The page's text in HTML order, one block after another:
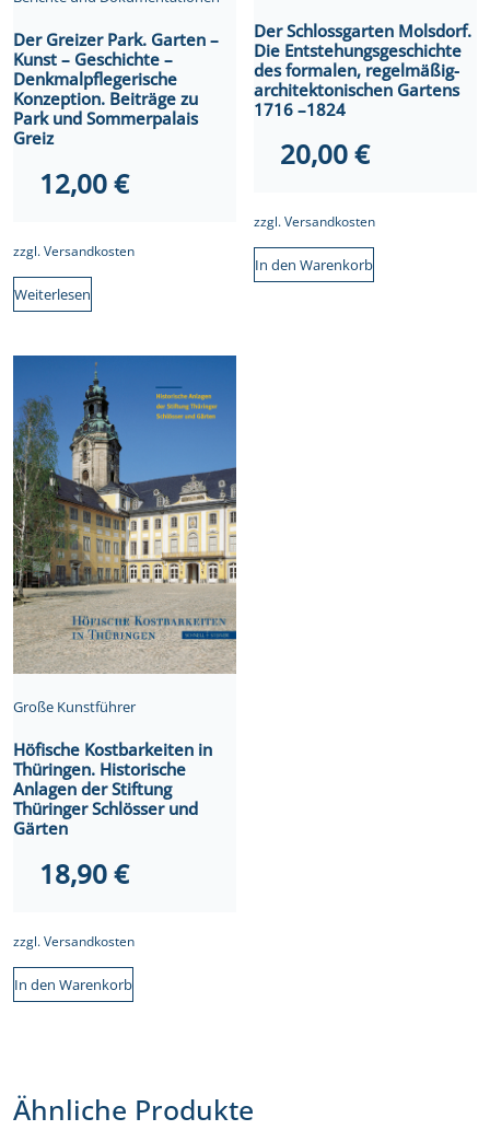
Der Greizer Park. Garten –
Kunst – Geschichte –
Denkmalpflegerische
Konzeption. Beiträge zu
Park und Sommerpalais
Greiz
12,00€
zzgl.Versandkosten
Weiterlesen
Der Schlossgarten Molsdorf.
Die Entstehungsgeschichte
des formalen, regelmäßig-
architektonischen Gartens
1716 –1824
20,00€
zzgl.Versandkosten
In den Warenkorb
Große Kunstführer
Höfische Kostbarkeiten in
Thüringen. Historische
Anlagen der Stiftung
Thüringer Schlösser und
Gärten
18,90€
zzgl.Versandkosten
In den Warenkorb
Ähnliche Produkte